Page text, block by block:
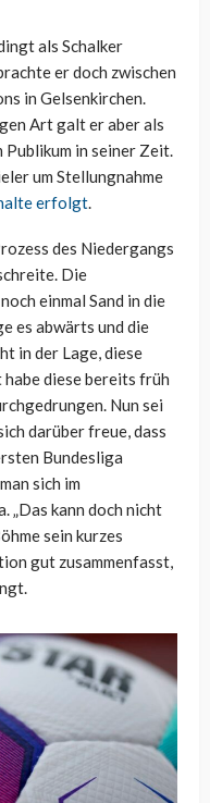
als Schalker
er doch zwischen
in Gelsenkirchen.
Art galt er aber als
in seiner Zeit.
um Stellungnahme
erfolgt.
des Niedergangs
Die
einmal Sand in die
es abwärts und die
in der Lage, diese
diese bereits früh
Nun sei
darüber freue, dass
Bundesliga
sich im
„Das kann doch nicht
sein kurzes
gut zusammenfasst,